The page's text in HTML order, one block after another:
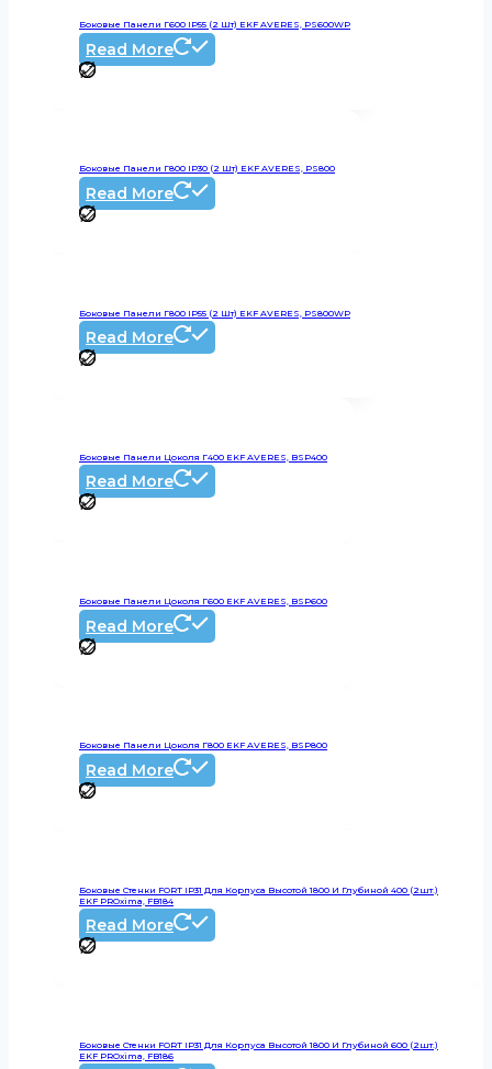
Боковые Панели Г600 IP55 (2 Шт) EKF AVERES, PS600WP
Read More
Боковые Панели Г800 IP30 (2 Шт) EKF AVERES, PS800
Read More
Боковые Панели Г800 IP55 (2 Шт) EKF AVERES, PS800WP
Read More
Боковые Панели Цоколя Г400 EKF AVERES, BSP400
Read More
Боковые Панели Цоколя Г600 EKF AVERES, BSP600
Read More
Боковые Панели Цоколя Г800 EKF AVERES, BSP800
Read More
Боковые Стенки FORT IP31 Для Корпуса Высотой 1800 И Глубиной 400 (2шт.)
EKF PROxima, FB184
Read More
Боковые Стенки FORT IP31 Для Корпуса Высотой 1800 И Глубиной 600 (2шт.)
EKF PROxima, FB186